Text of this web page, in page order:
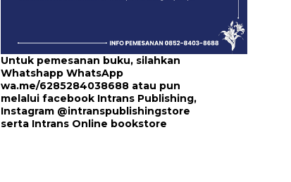
Untuk pemesanan buku, silahkan
Whatshapp WhatsApp
wa.me/6285284038688 atau pun
melalui facebook Intrans Publishing,
Instagram @intranspublishingstore
serta Intrans Online bookstore